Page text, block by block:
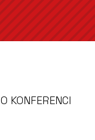
O KONFERENCI